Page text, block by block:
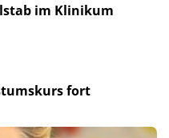
im Klinikum
fort